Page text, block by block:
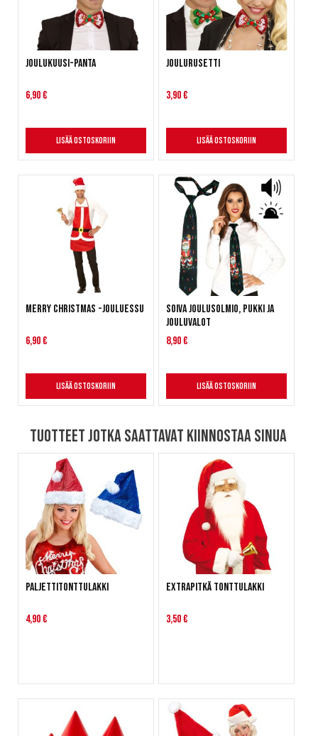
Joulukuusi-panta
6,90 €
Lisää ostoskoriin
Joulurusetti
3,90 €
Lisää ostoskoriin
Merry Christmas -jouluessu
6,90 €
Lisää ostoskoriin
Soiva joulusolmio, Pukki ja
jouluvalot
8,90 €
Lisää ostoskoriin
Tuotteet jotka saattavat kiinnostaa sinua
Paljettitonttulakki
4,90 €
Extrapitkä tonttulakki
3,50 €